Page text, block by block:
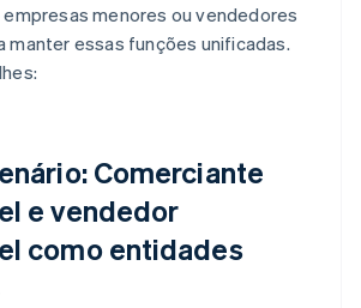
menores ou vendedores
manter essas funções unificadas.
Comerciante
e vendedor
como entidades